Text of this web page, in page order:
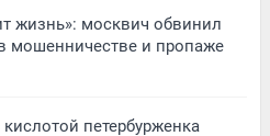
жизнь»: москвич обвинил
в мошенничестве и пропаже
петербурженка